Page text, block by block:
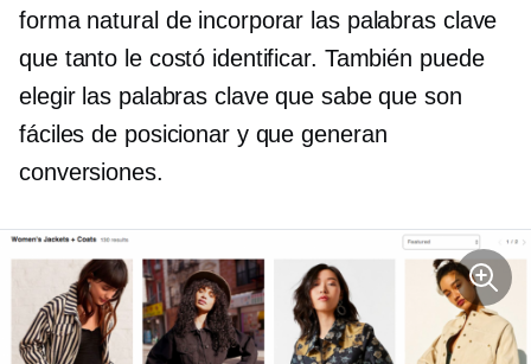
forma natural de incorporar las palabras clave
que tanto le costó identificar. También puede
elegir las palabras clave que sabe que son
fáciles de posicionar y que generan
conversiones.